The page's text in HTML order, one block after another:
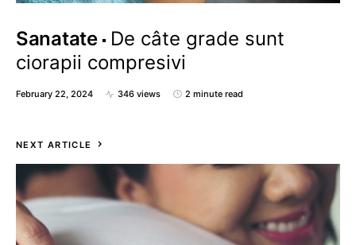
Sanatate
De câte grade sunt
ciorapii compresivi
February 22, 2024 346 views 2 minute read
NEXT ARTICLE